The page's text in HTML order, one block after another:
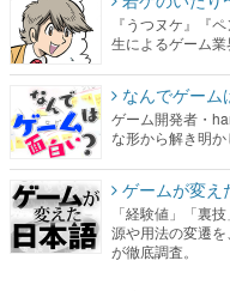
『うつヌケ』『
生によるゲーム業
なんでゲーム
ゲーム開発者・
な形から解き明か
ゲームが変え
「経験値」「裏
源や用法の変遷
が徹底調査。